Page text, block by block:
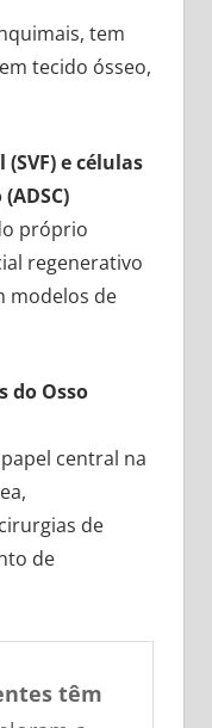
tem
tecido ósseo,
e células
próprio
regenerativo
modelos de
do Osso
central na
de
de
têm